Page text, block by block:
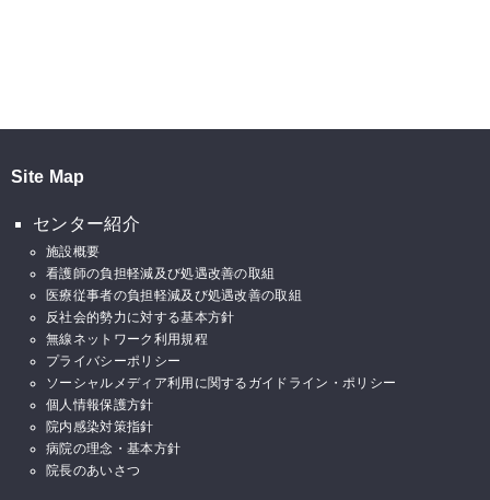
Site Map
センター紹介
施設概要
看護師の負担軽減及び処遇改善の取組
医療従事者の負担軽減及び処遇改善の取組
反社会的勢力に対する基本方針
無線ネットワーク利用規程
プライバシーポリシー
ソーシャルメディア利用に関するガイドライン・ポリシー
個人情報保護方針
院内感染対策指針
病院の理念・基本方針
院長のあいさつ